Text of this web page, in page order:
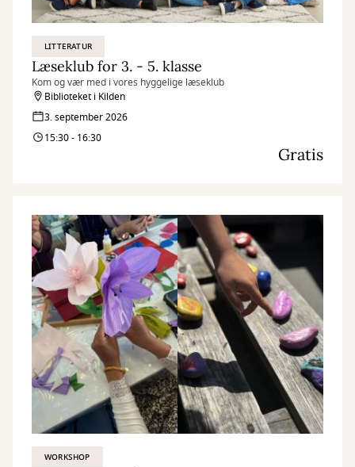
LITTERATUR
Læseklub for 3. - 5. klasse
Kom og vær med i vores hyggelige læseklub
Biblioteket i Kilden
3. september 2026
15:30 - 16:30
Gratis
WORKSHOP